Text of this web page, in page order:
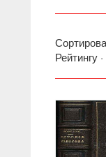
Рейтингу ·